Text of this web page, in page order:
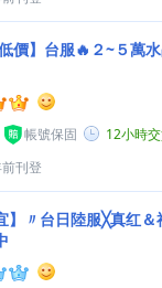
價】台服🔥２~５萬
帳號保固
12小時
刊登
】〃台日陸服╳真红